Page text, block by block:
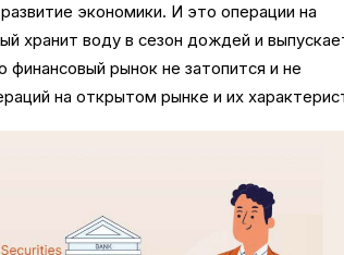
экономики. И это операции на
хранит воду в сезон дождей и
финансовый рынок не затопится и не
на открытом рынке и их